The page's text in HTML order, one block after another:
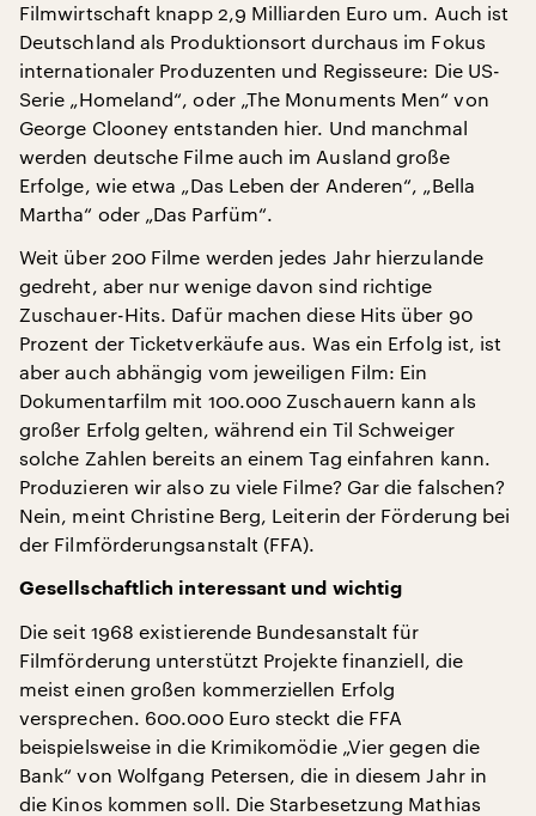
Filmwirtschaft knapp 2,9 Milliarden Euro um. Auch ist
Deutschland als Produktionsort durchaus im Fokus
internationaler Produzenten und Regisseure: Die US-
Serie „Homeland“, oder „The Monuments Men“ von
George Clooney entstanden hier. Und manchmal
werden deutsche Filme auch im Ausland große
Erfolge, wie etwa „Das Leben der Anderen“, „Bella
Martha“ oder „Das Parfüm“.
Weit über 200 Filme werden jedes Jahr hierzulande
gedreht, aber nur wenige davon sind richtige
Zuschauer-Hits. Dafür machen diese Hits über 90
Prozent der Ticketverkäufe aus. Was ein Erfolg ist, ist
aber auch abhängig vom jeweiligen Film: Ein
Dokumentarfilm mit 100.000 Zuschauern kann als
großer Erfolg gelten, während ein Til Schweiger
solche Zahlen bereits an einem Tag einfahren kann.
Produzieren wir also zu viele Filme? Gar die falschen?
Nein, meint Christine Berg, Leiterin der Förderung bei
der Filmförderungsanstalt (FFA).
Gesellschaftlich interessant und wichtig
Die seit 1968 existierende Bundesanstalt für
Filmförderung unterstützt Projekte finanziell, die
meist einen großen kommerziellen Erfolg
versprechen. 600.000 Euro steckt die FFA
beispielsweise in die Krimikomödie „Vier gegen die
Bank“ von Wolfgang Petersen, die in diesem Jahr in
die Kinos kommen soll. Die Starbesetzung Mathias